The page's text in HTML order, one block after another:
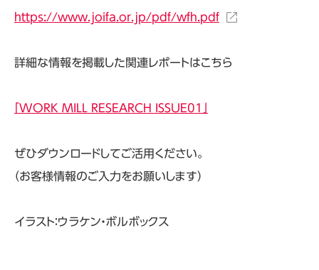
https://www.joifa.or.jp/pdf/wfh.pdf
詳細な情報を掲載した関連レポートはこちら
「WORK MILL RESEARCH ISSUE01」
ぜひダウンロードしてご活用ください。
（お客様情報のご入力をお願いします）
イラスト：ウラケン・ボルボックス